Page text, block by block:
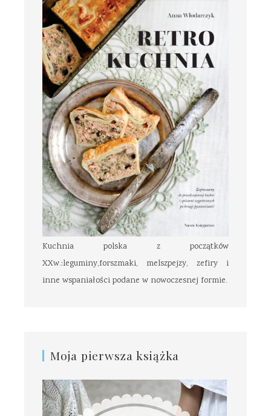
Kuchnia polska z początków
XXw.:leguminy,forszmaki, melszpejzy, zefiry i
inne wspaniałości podane w nowoczesnej formie.
Moja pierwsza książka